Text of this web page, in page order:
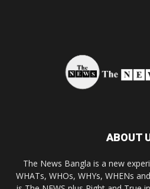
ABOUT
The News Bangla is a new
WHATs, WHOs, WHYs, WHENs